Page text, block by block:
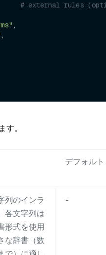
# external rules
,
,
。
デフォルト
列のインラ
各文字列は
形式を使用
な辞書（数
-